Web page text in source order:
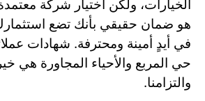
الخيارات، ولكن اختيار شركة
هو ضمان حقيقي بأنك تضع
في أيدٍ أمينة ومحترفة. شهادات
حي المربع والأحياء المجاورة هي
والتزامنا.